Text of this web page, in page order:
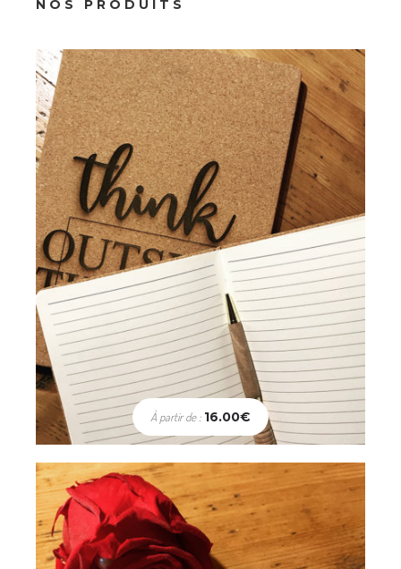
NOS PRODUITS
Choix des options
À partir de : 16.00€
Mariage
Porte-clés Coeur
12.00€